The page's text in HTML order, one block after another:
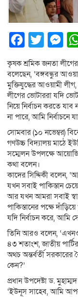
কৃষক শ্রমিক জনতা লীগের
বলেছেন, ‘বঙ্গবন্ধুর
মুক্তিযুদ্ধের আওয়ামী
লীগের ভোটাররা যদি
নিয়ে নির্বাচন করতে যাব
না পারে, আমি নির্বাচনে
সোমবার (১০ নভেম্বর)
গণউচ্চ বিদ্যালয় মাঠে
সম্মেলন উপলক্ষে
কথা বলেন।
কাদের সিদ্দিকী বলেন,
যখন সবাই পাকিস্তান
আর যখন আমরা সবাই
পাকিস্তানের পক্ষে
যদি নির্বাচন করে, আমি
তিনি আরও বলেন,
৪৩ শতাংশ, জাতীয়
অথচ অন্তর্বর্তী
কেন?’
প্রধান উপদেষ্টা ড.
‘ইউনূস সাহেব, আমি